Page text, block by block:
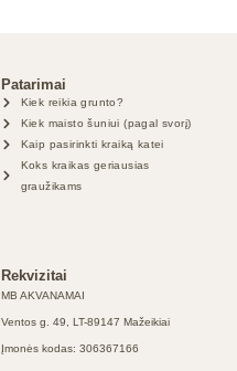
Patarimai
Kiek reikia grunto?
Kiek maisto šuniui (pagal svorį)
Kaip pasirinkti kraiką katei
Koks kraikas geriausias
graužikams
Rekvizitai
MB AKVANAMAI
Ventos g. 49, LT-89147 Mažeikiai
Įmonės kodas: 306367166